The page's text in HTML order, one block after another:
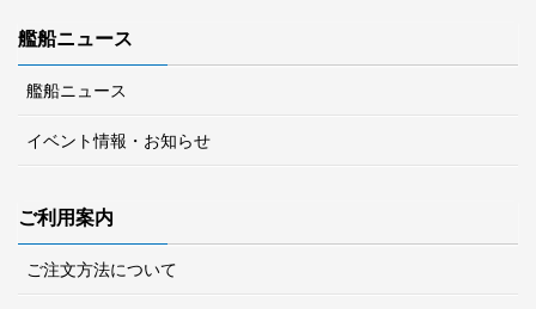
艦船ニュース
艦船ニュース
イベント情報・お知らせ
ご利用案内
ご注文方法について